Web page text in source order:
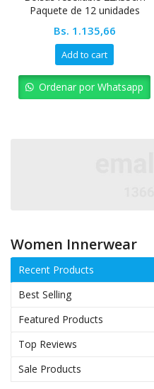
Paquete de 12 unidades
Bs. 1.135,66
Add to cart
Ordenar por Whatsapp
Women Innerwear
Recent Products
Best Selling
Featured Products
Top Reviews
Sale Products